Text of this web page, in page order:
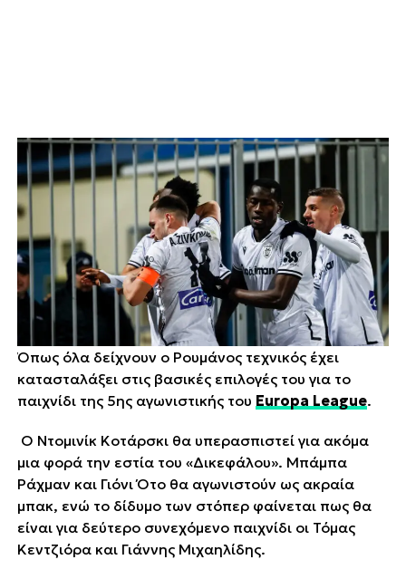
Όπως όλα δείχνουν ο Ρουμάνος τεχνικός έχει
κατασταλάξει στις βασικές επιλογές του για το
παιχνίδι της 5ης αγωνιστικής του Europa League.
Ο Ντομινίκ Κοτάρσκι θα υπερασπιστεί για ακόμα
μια φορά την εστία του «Δικεφάλου». Μπάμπα
Ράχμαν και Γιόνι Ότο θα αγωνιστούν ως ακραία
μπακ, ενώ το δίδυμο των στόπερ φαίνεται πως θα
είναι για δεύτερο συνεχόμενο παιχνίδι οι Τόμας
Κεντζιόρα και Γιάννης Μιχαηλίδης.